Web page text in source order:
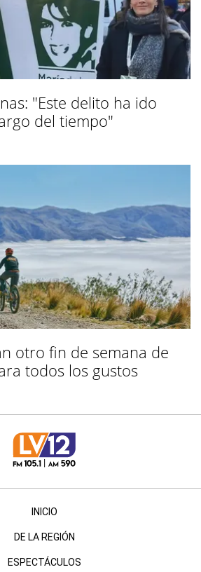
"Este delito ha ido
del tiempo"
otro fin de semana de
todos los gustos
INICIO
DE LA REGIÓN
ESPECTÁCULOS